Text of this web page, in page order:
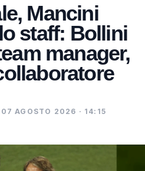
Mancini
staff: Bollini
manager,
07 AGOSTO 2026 · 14:15